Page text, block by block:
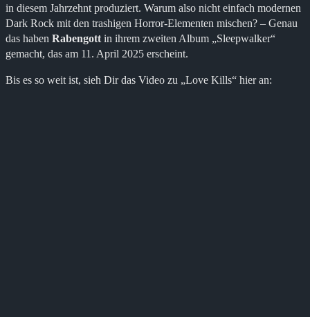
in diesem Jahrzehnt produziert. Warum also nicht einfach modernen
Dark Rock mit den trashigen Horror-Elementen mischen? – Genau
das haben Rabengottin ihrem zweiten Album „Sleepwalker“
gemacht, das am 11. April 2025 erscheint.
Bis es so weit ist, sieh Dir das Video zu „Love Kills“ hier an: